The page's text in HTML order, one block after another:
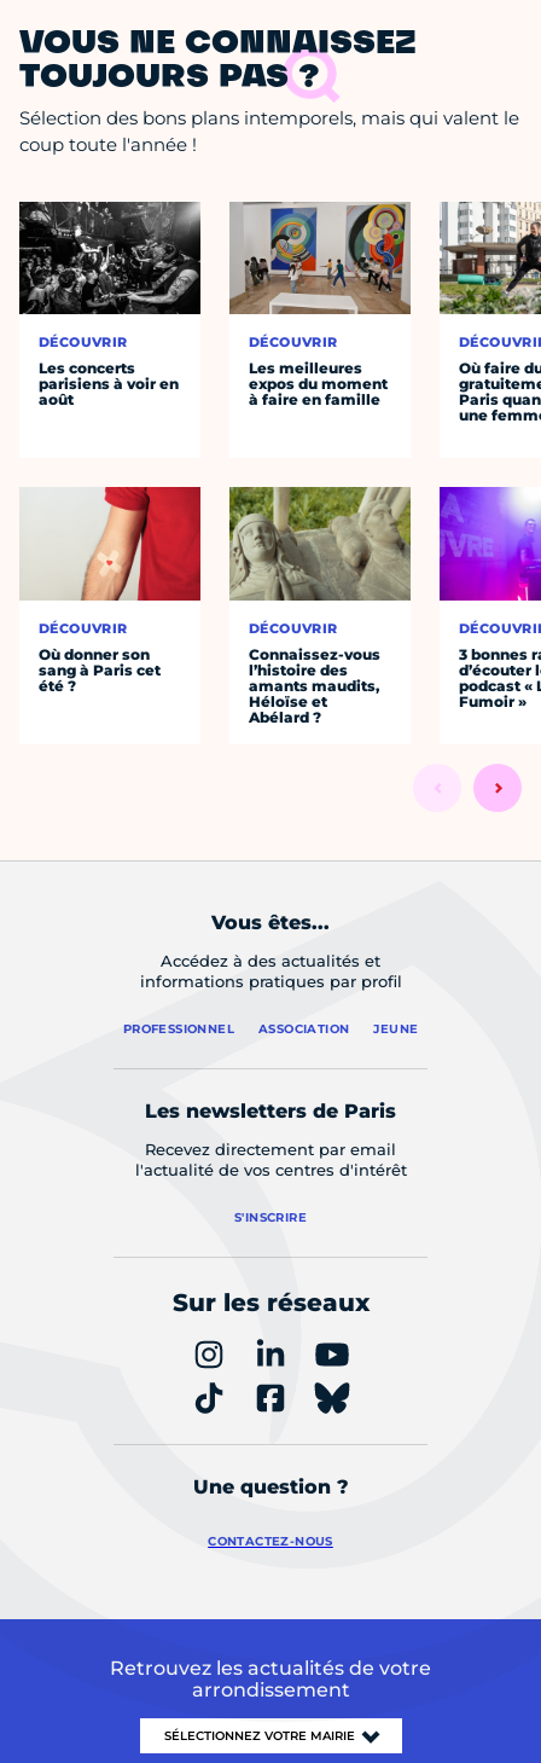
VOUS NE CONNAISSEZ
TOUJOURS PAS ?
Sélection des bons plans intemporels, mais qui valent le
coup toute l'année !
DÉCOUVRIR
Les concerts
parisiens à voir en
août
DÉCOUVRIR
Où donner son
sang à Paris cet
été ?
DÉCOUVRIR
Les meilleures
expos du moment
à faire en famille
DÉCOUVRIR
Connaissez-vous
l’histoire des
amants maudits,
Héloïse et
Abélard ?
Où faire
Paris
une
3 bonnes
d’écouter
podcast «
Fumoir »
Vous êtes...
Accédez à des actualités et
informations pratiques par profil
PROFESSIONNEL ASSOCIATION JEUNE
Les newsletters de Paris
Recevez directement par email
l'actualité de vos centres d'intérêt
S'INSCRIRE
Sur les réseaux
Une question ?
CONTACTEZ-NOUS
Retrouvez les actualités de votre
arrondissement